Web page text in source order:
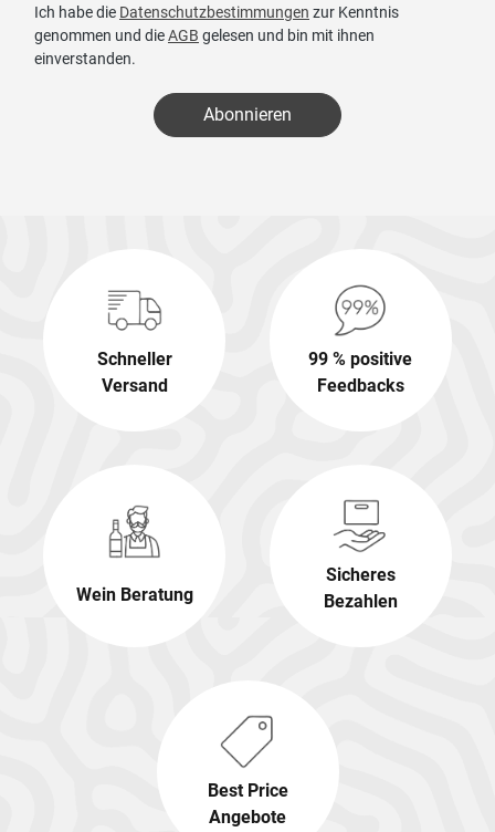
Ich habe die Datenschutzbestimmungen zur Kenntnis
genommen und dieAGB gelesen und bin mit ihnen
einverstanden.
Abonnieren
Schneller
Versand
99 % positive
Feedbacks
Wein Beratung
Sicheres
Bezahlen
Best Price
Angebote